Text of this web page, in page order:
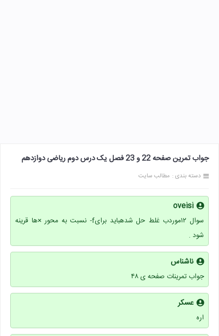
جواب تمرین صفحه 22 و 23 فصل یک درس دوم ریاضی دوازدهم
دسته بندی : مطالب سایت
oveisi
سوال ۱۲موردب غلط حل شدهباید برایf- نسبت به محور ×ها قرینه
شود .
ناشناس
جواب تمرینات صفحه ی ۴۸
عسکر
اره